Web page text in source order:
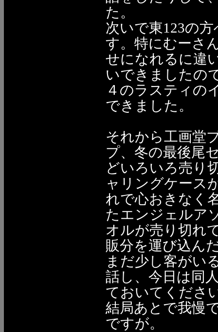
た。
次いで東123の
す。特にむーさ
せになれるに違
いできましたの
４のラスティの
できました。
それから工画堂
プ、冬の最後尾
どいろいろ売り
ャリングケース
れで心おきなく
たエンジェルア
オルが売り切れ
販分を運び込ん
まだ少し客がい
話し、今日は同
ておいてくださ
結局あとで我慢
ですが。